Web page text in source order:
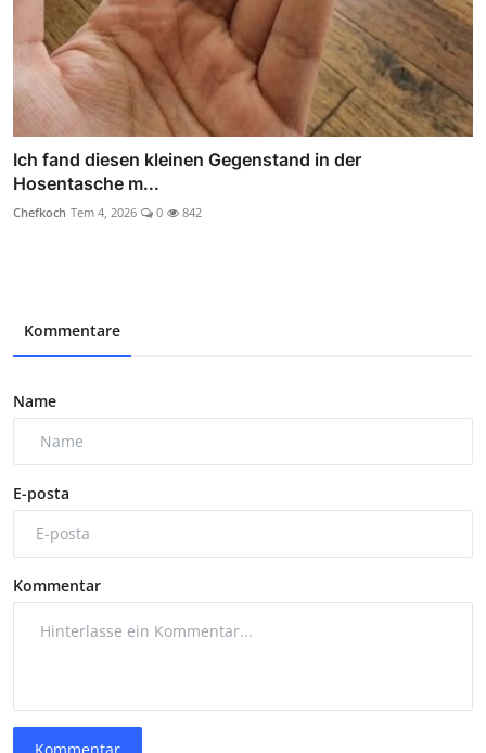
Ich fand diesen kleinen Gegenstand in der
Hosentasche m...
Chefkoch Tem 4, 2026 0 842
Kommentare
Name
E-posta
Kommentar
Kommentar